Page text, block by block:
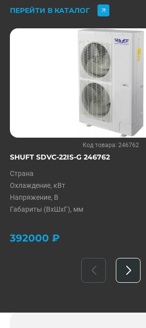
ПЕРЕЙТИ В КАТАЛОГ
Код товара: 246762
SHUFT SDVC-22IS-G 246762
Страна
Охлаждение, кВт
Напряжение, В
Габариты (ВхШхГ), мм
392000 ₽